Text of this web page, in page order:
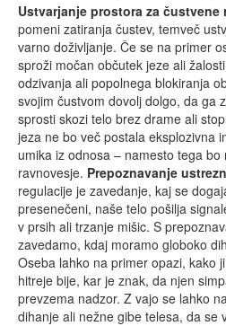
Ustvarjanje prostora za čustvene
pomeni zatiranja čustev, temveč
varno doživljanje. Če se na primer
sproži močan občutek jeze ali
odzivanja ali popolnega blokiranja
svojim čustvom dovolj dolgo, da ga
sprosti skozi telo brez drame ali
jeza ne bo več postala eksplozivna
umika iz odnosa – namesto tega bo
ravnovesje. Prepoznavanje
regulacije je zavedanje, kaj se
presenečeni, naše telo pošilja
v prsih ali trzanje mišic. S
zavedamo, kdaj moramo globoko
Oseba lahko na primer opazi, kako
hitreje bije, kar je znak, da njen
prevzema nadzor. Z vajo se lahko
dihanje ali nežne gibe telesa, da se